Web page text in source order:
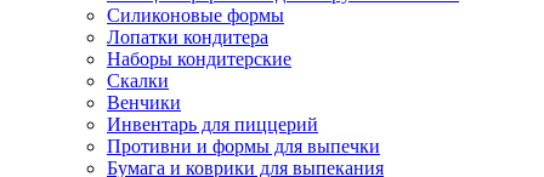
Силиконовые формы
Лопатки кондитера
Наборы кондитерские
Скалки
Венчики
Инвентарь для пиццерий
Противни и формы для выпечки
Бумага и коврики для выпекания